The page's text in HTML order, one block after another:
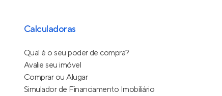
Calculadoras
Qual é o seu poder de compra?
Avalie seu imóvel
Comprar ou Alugar
Simulador de Financiamento Imobiliário